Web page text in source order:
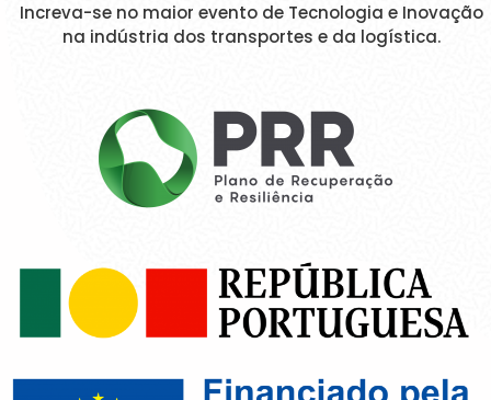
Increva-se no maior evento de Tecnologia e Inovação
na indústria dos transportes e da logística.